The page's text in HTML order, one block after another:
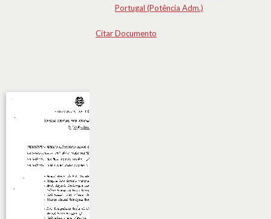
Portugal (Potência Adm.)
Citar Documento